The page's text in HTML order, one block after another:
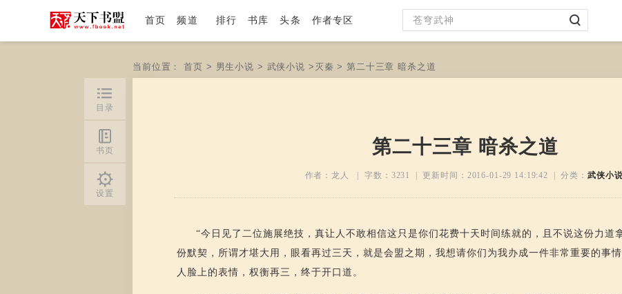
首页 频道 排行 书库 头条 作者专区
当前位置：首页 > 男生小说 > 武侠小说 > 灭秦 > 第二十三章 暗杀之道
第二十三章 暗杀之道
作者：龙人 | 字数： 3231 | 更新时间： 2016-01-29 14:19:42 | 分类： 武侠小
“今日见了二位施展绝技，真让人不敢相信这只是你们花费十天时间练就的，且不说这份力道
份默契，所谓才堪大用，眼看再过三天，就是会盟之期，我想请你们为我办成一件非常重要的事
人脸上的表情，权衡再三，终于开口道。
目录
书页
设置